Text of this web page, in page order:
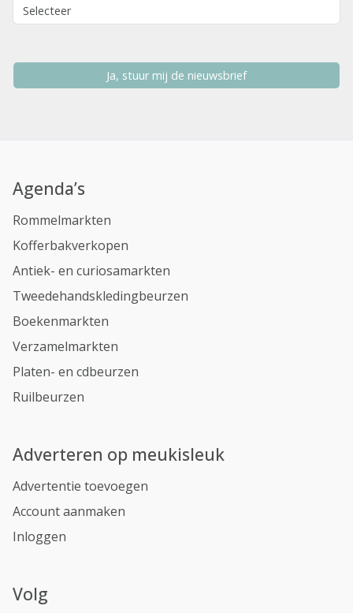
Ja, stuur mij de nieuwsbrief
Agenda’s
Rommelmarkten
Kofferbakverkopen
Antiek- en curiosamarkten
Tweedehandskledingbeurzen
Boekenmarkten
Verzamelmarkten
Platen- en cdbeurzen
Ruilbeurzen
Adverteren op meukisleuk
Advertentie toevoegen
Account aanmaken
Inloggen
Volg